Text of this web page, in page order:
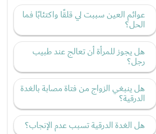
عوائم العين سببت لي قلقًا واكتئابًا فما
الحل؟
هل يجوز للمرأة أن تعالج عند طبيب
رجل؟
هل ينبغي الزواج من فتاة مصابة بالغدة
الدرقية؟
هل الغدة الدرقية تسبب عدم الإنجاب؟